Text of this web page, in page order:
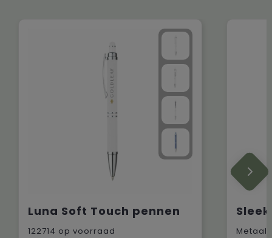
Luna Soft Touch pennen
122714 op voorraad
Metaal